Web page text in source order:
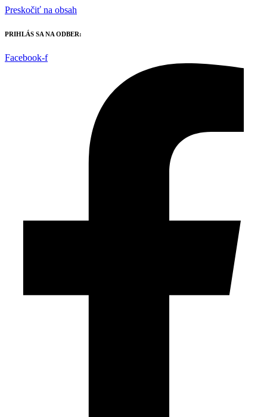
Preskočiť na obsah
PRIHLÁS SA NA ODBER:
Facebook-f